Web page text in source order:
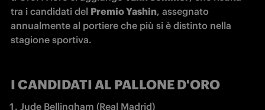
tra i candidati del Premio Yashin, assegnato
annualmente al portiere che più si è distinto nella
stagione sportiva.
I CANDIDATI AL PALLONE D'ORO
Jude Bellingham (Real Madrid)